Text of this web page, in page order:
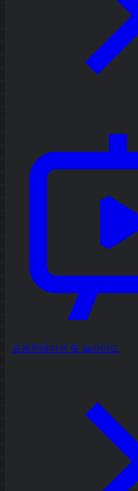
프레젠테이션 및 슬라이드